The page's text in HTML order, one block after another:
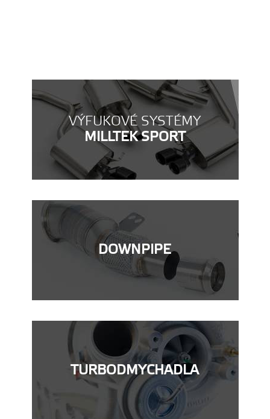
VÝFUKOVÉ SYSTÉMY
MILLTEK SPORT
DOWNPIPE
TURBODMYCHADLA